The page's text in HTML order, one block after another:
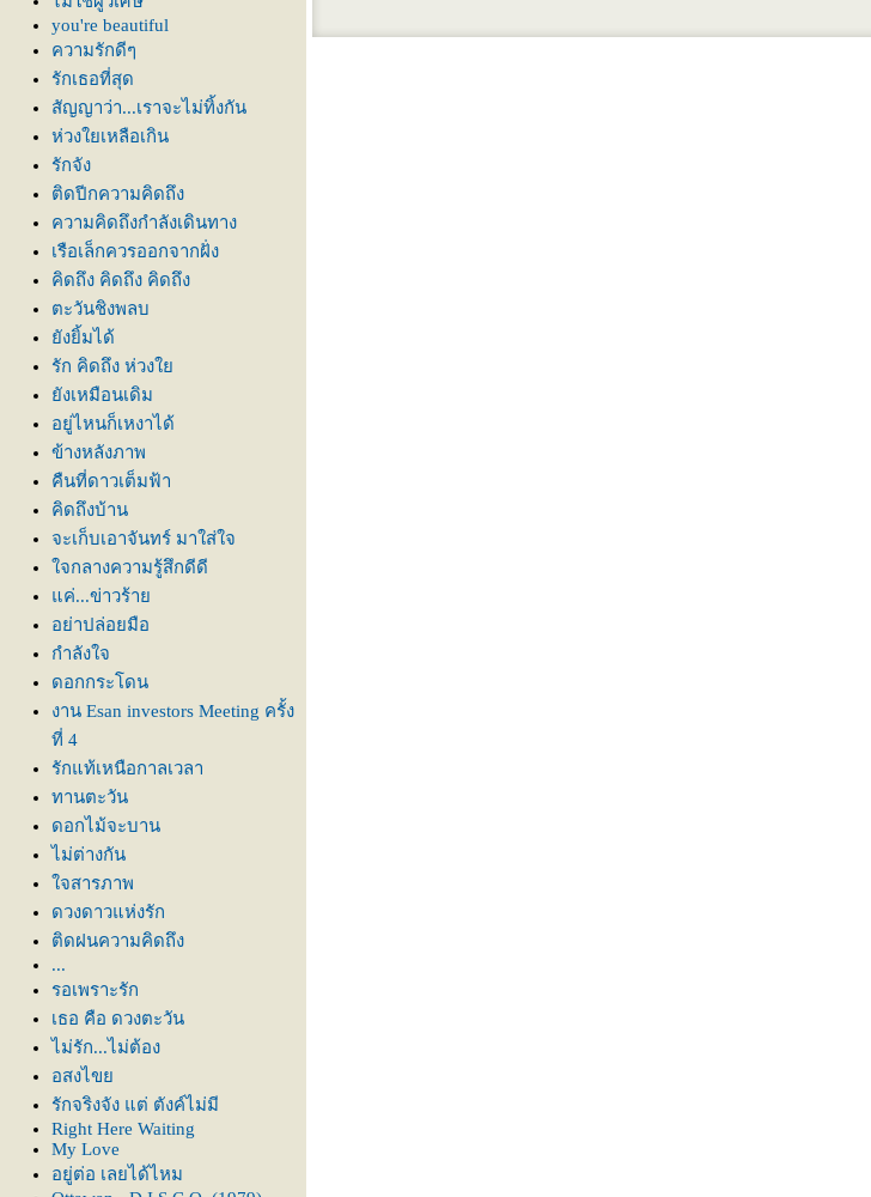
you're beautiful
ความรักดีๆ
รักเธอที่สุด
สัญญาว่า...เราจะไม่ทิ้งกัน
ห่วงใยเหลือเกิน
รักจัง
ติดปีกความคิดถึง
ความคิดถึงกำลังเดินทาง
เรือเล็กควรออกจากฝั่ง
คิดถึง คิดถึง คิดถึง
ตะวันชิงพลบ
ังยิ้มได้
รัก คิดถึง ห่วง
ังเหมือนเดิม
อยู่ไหนก็เหงาได้
ข้างหลังภาพ
คืนที่ดาวเต็มฟ้า
คิดถึงบ้าน
จะเก็บเอาจันทร์ มาใส่ใจ
จกลางความรู้สึกดีดี
ค่...ข่าวร้า
อย่าปล่อยมือ
กำลังใจ
ดอกกระโดน
งาน Esan investors Meeting ครั้ง
ที่ 4
รักแท้เหนือกาลเวลา
ทานตะวัน
ดอกไม้จะบาน
ไม่ต่างกัน
จสารภาพ
ดวงดาวแห่งรัก
ติดฝนความคิดถึง
...
รอเพราะรัก
เธอ คือ ดวงตะวัน
ไม่รัก...ไม่ต้อง
อสงไข
รักจริงจัง แต่ ตังค์ไม่มี
Right Here Waiting
My Love
อยู่ต่อ เลยได้ไหม